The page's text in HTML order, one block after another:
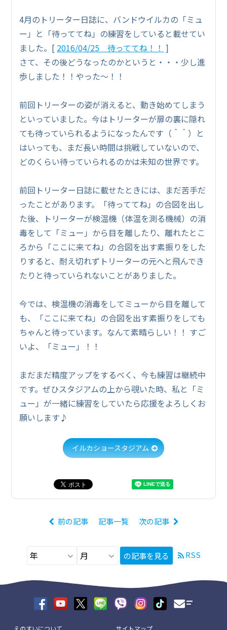
4月のトリーター日誌に、バンドウイルカの「ミュ
ー」と「待っててね」の練習をしていると載せてい
ました。[ 2016/04/25 待っててね！！ ]
さて、その後どうなったのかというと・・・少し進
歩しました！！やった～！！
前回トリーターの姿が消えると、動き始めてしまう
といっていました。今はトリーターが扉の裏に隠れ
ても待っていられるようになったんです（＾＾）と
はいっても、まだ長い時間は挑戦していないので、
どのくらい待っていられるのかは未知の世界です。
前回トリーター日誌に載せたときには、まだ苦手だ
ったことがあります。「待っててね」の合図を出し
た後、トリーターが検温機（体温を測る機械）の消
毒をして「ミュー」から目を離したり、離れたとこ
ろから「ここに来てね」の合図を出す素振りをした
りすると、耐え切れずトリーターの元へと飛んでき
たりと待っていられないことがありました。
今では、検温機の消毒をしてミューから目を離して
も、「ここに来てね」の合図を出す素振りをしても
ちゃんと待っています。なんて素晴らしい！！ すご
いよ、「ミュー」！！
まだまだ精度アップをするべく、今も練習は継続中
です。ぜひスタジアムの上から覗いた時、私と「ミ
ュー」が一緒に練習をしていたら応援をよろしくお
願いします♪
イルカショースタジアム
前の記事 記事一覧 次の記事
の記事を見る RSS
えのすいについて サイトマップ